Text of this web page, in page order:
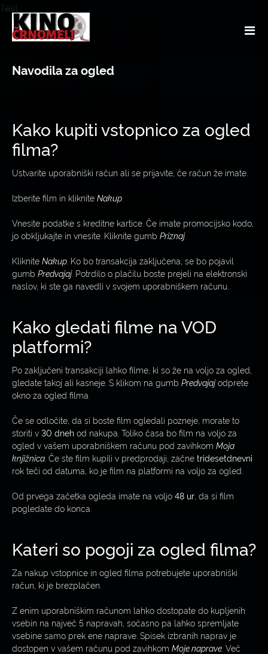
Test
Navodila za ogled
Kako kupiti vstopnico za ogled
filma?
Ustvarite uporabniški račun ali se prijavite, če račun že imate.
Izberite film in kliknite Nakup
Vnesite podatke s kreditne kartice. Če imate promocijsko kodo,
jo obkljukajte in vnesite. Kliknite gumb Priznaj.
Kliknite Nakup . Ko bo transakcija zaključena, se bo pojavil
gumb Predvajaj. Potrdilo o plačilu boste prejeli na elektronski
naslov, ki ste ga navedli v svojem uporabniškem računu.
Kako gledati filme na VOD
platformi?
Po zaključeni transakciji lahko filme, ki so že na voljo za ogled,
gledate takoj ali kasneje. S klikom na gumb Predvajajodprete
okno za ogled filma.
Če se odločite, da si boste film ogledali pozneje, morate to
storiti v 30 dneh od nakupa. Toliko časa bo film na voljo za
ogled v vašem uporabniškem računu pod zavihkom Moja
knjižnica . Če ste film kupili v predprodaji, začne tridesetdnevni
rok teči od datuma, ko je film na platformi na voljo za ogled.
Od prvega začetka ogleda imate na voljo 48 ur, da si film
pogledate do konca.
Kateri so pogoji za ogled filma?
Za nakup vstopnice in ogled filma potrebujete uporabniški
račun, ki je brezplačen.
Z enim uporabniškim računom lahko dostopate do kupljenih
vsebin na največ 5 napravah, sočasno pa lahko spremljate
vsebine samo prek ene naprave. Spisek izbranih naprav je
dostopen v vašem računu pod zavihkom Moje naprave . Več